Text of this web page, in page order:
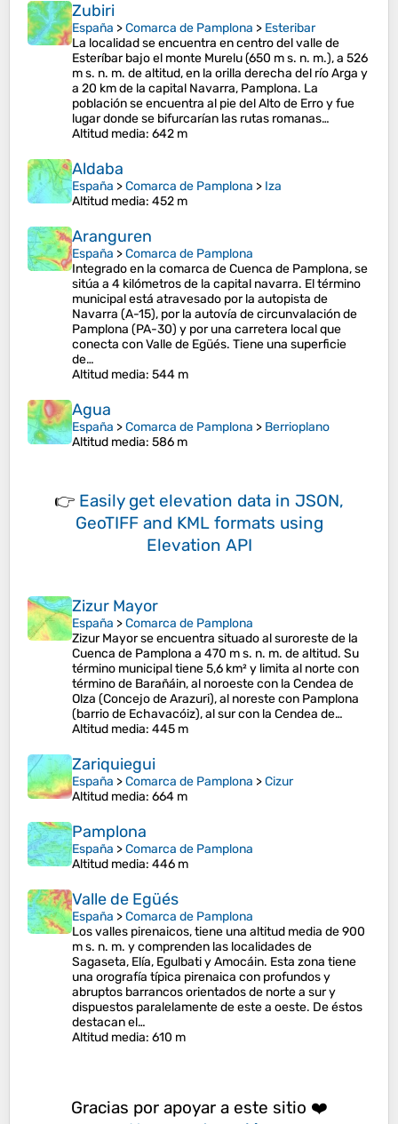
Zubiri
España >Comarca de Pamplona > Esteribar
La localidad se encuentra en centro del valle de
Esteríbar bajo el monte Murelu (650 m s. n. m.), a 526
m s. n. m. de altitud, en la orilla derecha del río Arga y
a 20 km de la capital Navarra, Pamplona. La
población se encuentra al pie del Alto de Erro y fue
lugar donde se bifurcarían las rutas romanas…
Altitud media: 642 m
Aldaba
España >Comarca de Pamplona > Iza
Altitud media: 452 m
Aranguren
España >Comarca de Pamplona
Integrado en la comarca de Cuenca de Pamplona, se
sitúa a 4 kilómetros de la capital navarra. El término
municipal está atravesado por la autopista de
Navarra (A-15), por la autovía de circunvalación de
Pamplona (PA-30) y por una carretera local que
conecta con Valle de Egüés. Tiene una superficie
de…
Altitud media: 544 m
Agua
España >Comarca de Pamplona > Berrioplano
Altitud media: 586 m
👉 Easily get elevation data in JSON,
GeoTIFF and KML formats using
Elevation API
Zizur Mayor
España >Comarca de Pamplona
Zizur Mayor se encuentra situado al suroreste de la
Cuenca de Pamplona a 470 m s. n. m. de altitud. Su
término municipal tiene 5,6 km² y limita al norte con
término de Barañáin, al noroeste con la Cendea de
Olza (Concejo de Arazuri), al noreste con Pamplona
(barrio de Echavacóiz), al sur con la Cendea de…
Altitud media: 445 m
Zariquiegui
España >Comarca de Pamplona >Cizur
Altitud media: 664 m
Pamplona
España >Comarca de Pamplona
Altitud media: 446 m
Valle de Egüés
España >Comarca de Pamplona
Los valles pirenaicos, tiene una altitud media de 900
m s. n. m. y comprenden las localidades de
Sagaseta, Elía, Egulbati y Amocáin. Esta zona tiene
una orografía típica pirenaica con profundos y
abruptos barrancos orientados de norte a sur y
dispuestos paralelamente de este a oeste. De éstos
destacan el…
Altitud media: 610 m
Gracias por apoyar a este sitio ❤️